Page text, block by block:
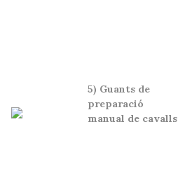
5) Guants de
preparació
manual de cavalls